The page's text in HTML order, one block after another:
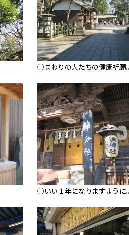
○まわりの人たちの健康祈願。
○いい１年になりますように。